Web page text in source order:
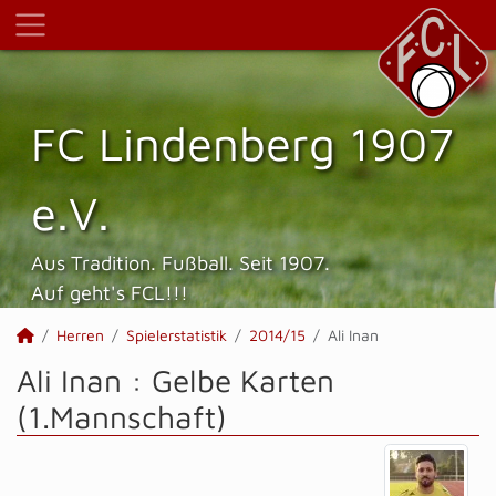
FC Lindenberg 1907
e.V.
Aus Tradition. Fußball. Seit 1907.
Auf geht's FCL!!!
Herren Spielerstatistik 2014/15 Ali Inan
Ali Inan : Gelbe Karten
(1.Mannschaft)